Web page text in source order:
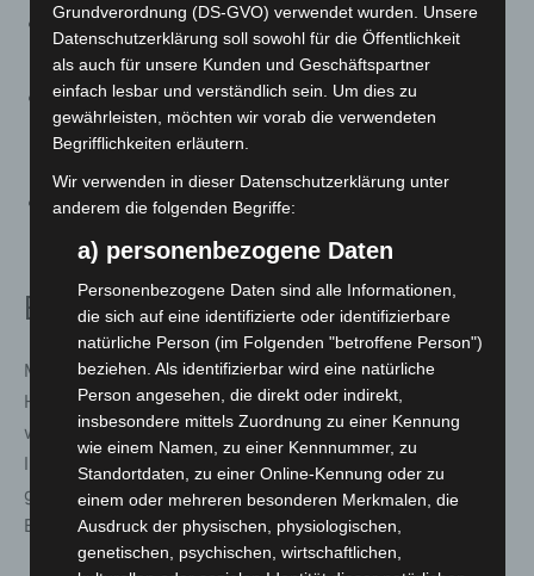
Kostenloses E-Book „Hitzeschutz“:
Hitzeschutz E-Book
Kostenloses E-Learning „Gut durch Hitzewellen
kommen“:
Online-Magazin „acht“ mit Hitze-Tipps:
Einordnung
Mit zunehmenden Extremwetterlagen gewinnt
Hitzeschutz als Bestandteil der Gesundheitsvorsorge
weiter an Bedeutung. Niedrigschwellige, kostenlose
Informationsangebote können dazu beitragen,
gesundheitliche Notlagen zu vermeiden und die
Bevölkerung besser auf heiße Sommer vorzubereiten.
Grundverordnung (DS-GVO) verwendet wurden. Unsere
Datenschutzerklärung soll sowohl für die Öffentlichkeit
als auch für unsere Kunden und Geschäftspartner
einfach lesbar und verständlich sein. Um dies zu
gewährleisten, möchten wir vorab die verwendeten
Begrifflichkeiten erläutern.
Wir verwenden in dieser Datenschutzerklärung unter
anderem die folgenden Begriffe:
a) personenbezogene Daten
Personenbezogene Daten sind alle Informationen,
die sich auf eine identifizierte oder identifizierbare
natürliche Person (im Folgenden "betroffene Person")
beziehen. Als identifizierbar wird eine natürliche
Person angesehen, die direkt oder indirekt,
insbesondere mittels Zuordnung zu einer Kennung
wie einem Namen, zu einer Kennnummer, zu
Standortdaten, zu einer Online-Kennung oder zu
einem oder mehreren besonderen Merkmalen, die
Ausdruck der physischen, physiologischen,
genetischen, psychischen, wirtschaftlichen,